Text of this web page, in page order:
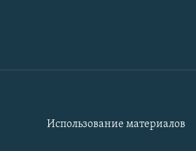
Использование материалов